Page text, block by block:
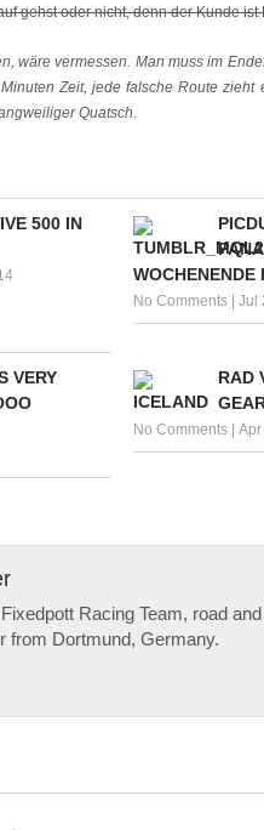
gehst oder nicht, denn der Kunde ist
wäre vermessen. Man muss im
Zeit, jede falsche Route
Quatsch.
500 IN
WOCHENENDE
No Comments |Jul
VERY
RAD
No Comments |
Racing Team, road
from Dortmund, Germany.